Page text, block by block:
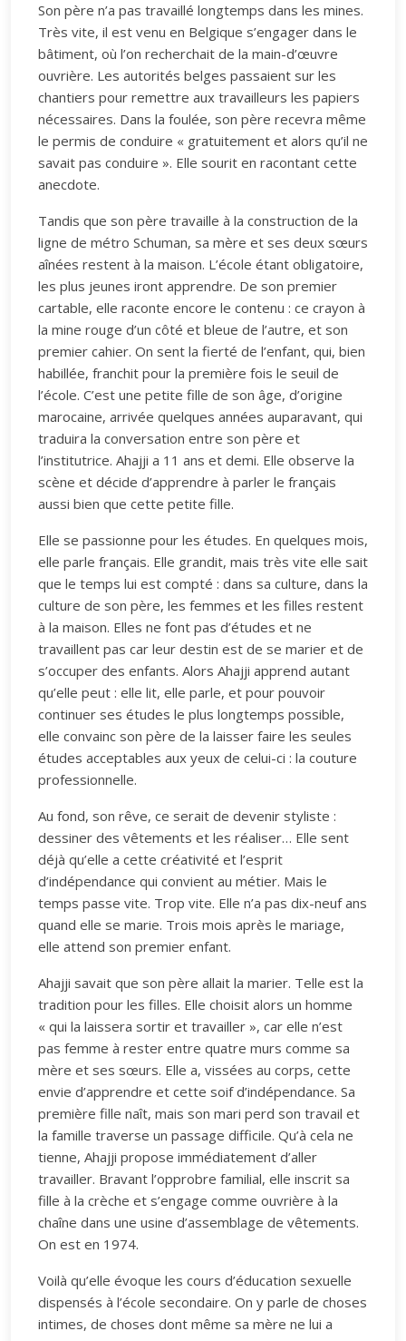
Son père n’a pas travaillé longtemps dans les mines.
Très vite, il est venu en Belgique s’engager dans le
bâtiment, où l’on recherchait de la main-d’œuvre
ouvrière. Les autorités belges passaient sur les
chantiers pour remettre aux travailleurs les papiers
nécessaires. Dans la foulée, son père recevra même
le permis de conduire « gratuitement et alors qu’il ne
savait pas conduire ». Elle sourit en racontant cette
anecdote.
Tandis que son père travaille à la construction de la
ligne de métro Schuman, sa mère et ses deux sœurs
aînées restent à la maison. L’école étant obligatoire,
les plus jeunes iront apprendre. De son premier
cartable, elle raconte encore le contenu : ce crayon à
la mine rouge d’un côté et bleue de l’autre, et son
premier cahier. On sent la fierté de l’enfant, qui, bien
habillée, franchit pour la première fois le seuil de
l’école. C’est une petite fille de son âge, d’origine
marocaine, arrivée quelques années auparavant, qui
traduira la conversation entre son père et
l’institutrice. Ahajji a 11 ans et demi. Elle observe la
scène et décide d’apprendre à parler le français
aussi bien que cette petite fille.
Elle se passionne pour les études. En quelques mois,
elle parle français. Elle grandit, mais très vite elle sait
que le temps lui est compté : dans sa culture, dans la
culture de son père, les femmes et les filles restent
à la maison. Elles ne font pas d’études et ne
travaillent pas car leur destin est de se marier et de
s’occuper des enfants. Alors Ahajji apprend autant
qu’elle peut : elle lit, elle parle, et pour pouvoir
continuer ses études le plus longtemps possible,
elle convainc son père de la laisser faire les seules
études acceptables aux yeux de celui-ci : la couture
professionnelle.
Au fond, son rêve, ce serait de devenir styliste :
dessiner des vêtements et les réaliser… Elle sent
déjà qu’elle a cette créativité et l’esprit
d’indépendance qui convient au métier. Mais le
temps passe vite. Trop vite. Elle n’a pas dix-neuf ans
quand elle se marie. Trois mois après le mariage,
elle attend son premier enfant.
Ahajji savait que son père allait la marier. Telle est la
tradition pour les filles. Elle choisit alors un homme
« qui la laissera sortir et travailler », car elle n’est
pas femme à rester entre quatre murs comme sa
mère et ses sœurs. Elle a, vissées au corps, cette
envie d’apprendre et cette soif d’indépendance. Sa
première fille naît, mais son mari perd son travail et
la famille traverse un passage difficile. Qu’à cela ne
tienne, Ahajji propose immédiatement d’aller
travailler. Bravant l’opprobre familial, elle inscrit sa
fille à la crèche et s’engage comme ouvrière à la
chaîne dans une usine d’assemblage de vêtements.
On est en 1974.
Voilà qu’elle évoque les cours d’éducation sexuelle
dispensés à l’école secondaire. On y parle de choses
intimes, de choses dont même sa mère ne lui a